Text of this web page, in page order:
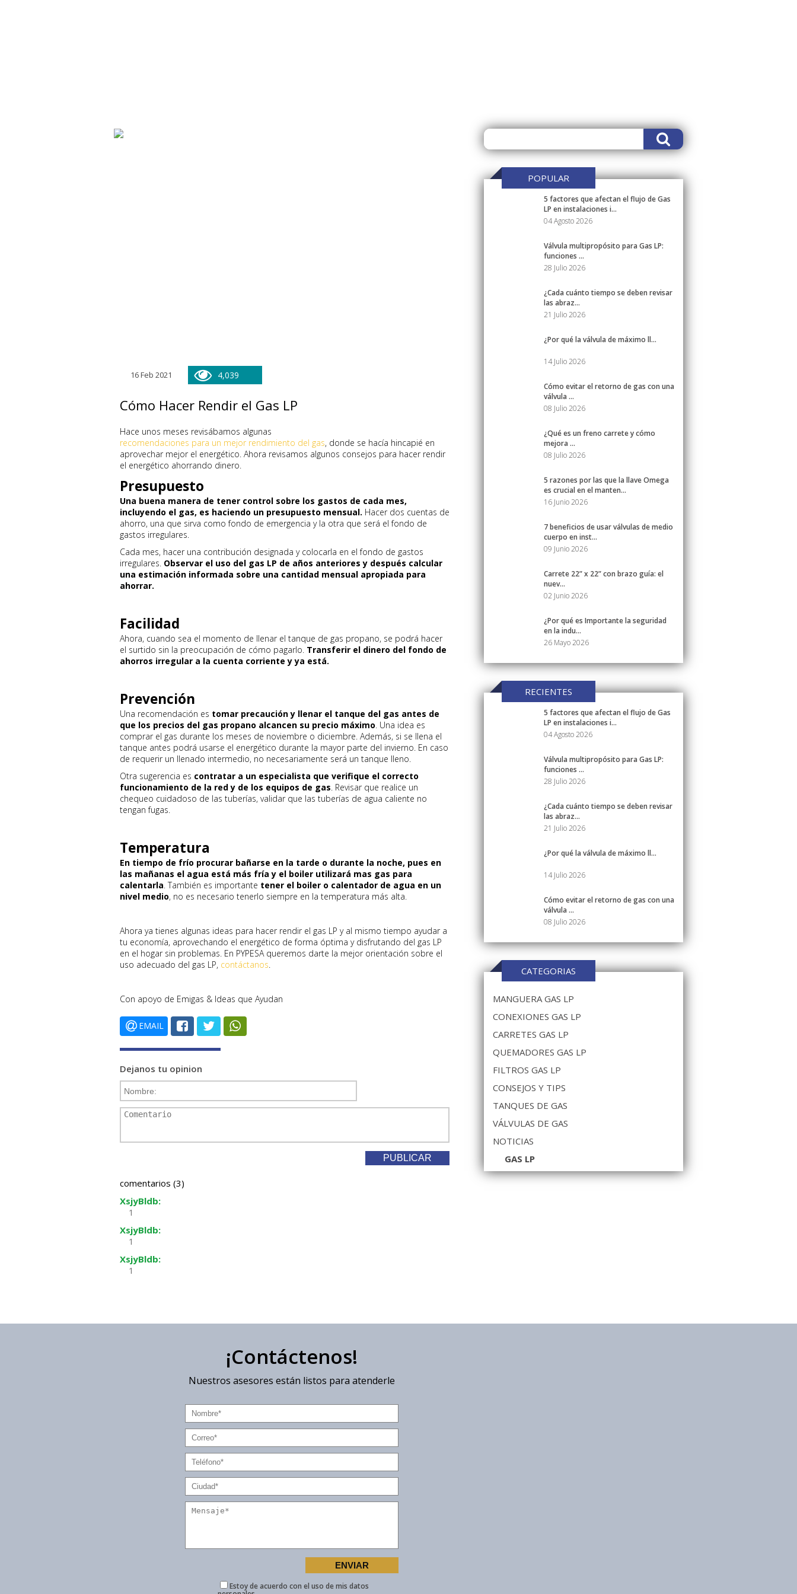
16 Feb 2021 4,039
Cómo Hacer Rendir el Gas LP
Hace unos meses revisábamos algunas
recomendaciones para un mejor rendimiento del gas, donde se hacía hincapié en
aprovechar mejor el energético. Ahora revisamos algunos consejos para hacer rendir
el energético ahorrando dinero.
Presupuesto
Una buena manera de tener control sobre los gastos de cada mes,
incluyendo el gas, es haciendo un presupuesto mensual. Hacer dos cuentas de
ahorro, una que sirva como fondo de emergencia y la otra que será el fondo de
gastos irregulares.
Cada mes, hacer una contribución designada y colocarla en el fondo de gastos
irregulares. Observar el uso del gas LP de años anteriores y después calcular
una estimación informada sobre una cantidad mensual apropiada para
ahorrar.
Facilidad
Ahora, cuando sea el momento de llenar el tanque de gas propano, se podrá hacer
el surtido sin la preocupación de cómo pagarlo. Transferir el dinero del fondo de
ahorros irregular a la cuenta corriente y ya está.
Prevención
Una recomendación es tomar precaución y llenar el tanque del gas antes de
que los precios del gas propano alcancen su precio máximo. Una idea es
comprar el gas durante los meses de noviembre o diciembre. Además, si se llena el
tanque antes podrá usarse el energético durante la mayor parte del invierno. En caso
de requerir un llenado intermedio, no necesariamente será un tanque lleno.
Otra sugerencia es contratar a un especialista que verifique el correcto
funcionamiento de la red y de los equipos de gas. Revisar que realice un
chequeo cuidadoso de las tuberías, validar que las tuberías de agua caliente no
tengan fugas.
Temperatura
En tiempo de frío procurar bañarse en la tarde o durante la noche, pues en
las mañanas el agua está más fría y el boiler utilizará mas gas para
calentarla. También es importante tener el boiler o calentador de agua en un
nivel medio, no es necesario tenerlo siempre en la temperatura más alta.
Ahora ya tienes algunas ideas para hacer rendir el gas LP y al mismo tiempo ayudar a
tu economía, aprovechando el energético de forma óptima y disfrutando del gas LP
en el hogar sin problemas. En PYPESA queremos darte la mejor orientación sobre el
uso adecuado del gas LP, contáctanos.
Con apoyo de Emigas & Ideas que Ayudan
EMAIL
Dejanos tu opinion
comentarios (3)
XsjyBldb:
1
XsjyBldb:
1
XsjyBldb:
1
POPULAR
5 factores que afectan el flujo de Gas
LP en instalaciones i...
04 Agosto 2026
Válvula multipropósito para Gas LP:
funciones ...
28 Julio 2026
¿Cada cuánto tiempo se deben revisar
las abraz...
21 Julio 2026
¿Por qué la válvula de máximo ll...
14 Julio 2026
Cómo evitar el retorno de gas con una
válvula ...
08 Julio 2026
¿Qué es un freno carrete y cómo
mejora ...
08 Julio 2026
5 razones por las que la llave Omega
es crucial en el manten...
16 Junio 2026
7 beneficios de usar válvulas de medio
cuerpo en inst...
09 Junio 2026
Carrete 22” x 22” con brazo guía: el
nuev...
02 Junio 2026
¿Por qué es Importante la seguridad
en la indu...
26 Mayo 2026
RECIENTES
5 factores que afectan el flujo de Gas
LP en instalaciones i...
04 Agosto 2026
Válvula multipropósito para Gas LP:
funciones ...
28 Julio 2026
¿Cada cuánto tiempo se deben revisar
las abraz...
21 Julio 2026
¿Por qué la válvula de máximo ll...
14 Julio 2026
Cómo evitar el retorno de gas con una
válvula ...
08 Julio 2026
CATEGORIAS
MANGUERA GAS LP
CONEXIONES GAS LP
CARRETES GAS LP
QUEMADORES GAS LP
FILTROS GAS LP
CONSEJOS Y TIPS
TANQUES DE GAS
VÁLVULAS DE GAS
NOTICIAS
GAS LP
¡Contáctenos!
Nuestros asesores están listos para atenderle
Estoy de acuerdo con el uso de mis datos